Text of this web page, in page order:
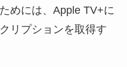
めには、Apple TV+に
リプションを取得す